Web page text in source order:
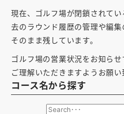
EVステーション UPDATE
取扱い店舗 SHOP
サポートSUPPORT
購入す
現在、ゴルフ場が閉鎖されて
去のラウンド履歴の管理や編
そのまま残しています。
ゴルフ場の営業状況をお知ら
ご理解いただきますようお願い
コース名から探す